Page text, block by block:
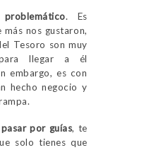
. Es
nos gustaron,
Tesoro son muy
llegar a él
embargo, es con
hecho negocio y
por guías, te
solo tienes que